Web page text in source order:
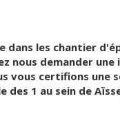
dans les chantier
nous demander
vous certifions une
1 au sein de